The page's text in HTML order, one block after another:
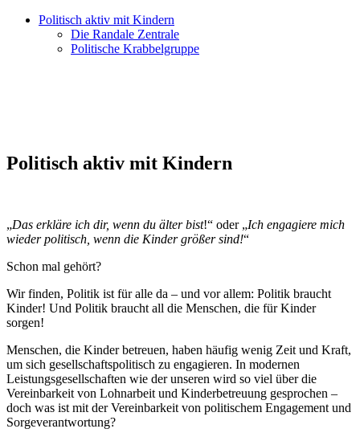
Politisch aktiv mit Kindern
Die Randale Zentrale
Politische Krabbelgruppe
Politisch aktiv mit Kindern
„Das erkläre ich dir, wenn du älter bist!“ oder „Ich engagiere mich
wieder politisch, wenn die Kinder größer sind!“
Schon mal gehört?
Wir finden, Politik ist für alle da – und vor allem: Politik braucht
Kinder! Und Politik braucht all die Menschen, die für Kinder
sorgen!
Menschen, die Kinder betreuen, haben häufig wenig Zeit und Kraft,
um sich gesellschaftspolitisch zu engagieren. In modernen
Leistungsgesellschaften wie der unseren wird so viel über die
Vereinbarkeit von Lohnarbeit und Kinderbetreuung gesprochen –
doch was ist mit der Vereinbarkeit von politischem Engagement und
Sorgeverantwortung?